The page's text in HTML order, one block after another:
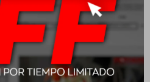
6.160